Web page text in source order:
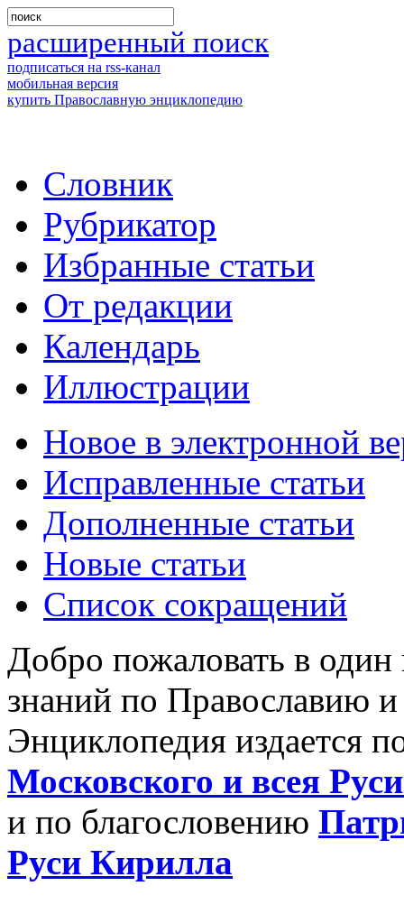
расширенный поиск
подписаться на rss-канал
мобильная версия
купить Православную энциклопедию
Словник
Рубрикатор
Избранные статьи
От редакции
Календарь
Иллюстрации
Новое в электронной
Исправленные статьи
Дополненные статьи
Новые статьи
Список сокращений
Добро пожаловать в
знаний по Православию
Энциклопедия издается
Московского и всея
и по благословению
Руси Кирилла